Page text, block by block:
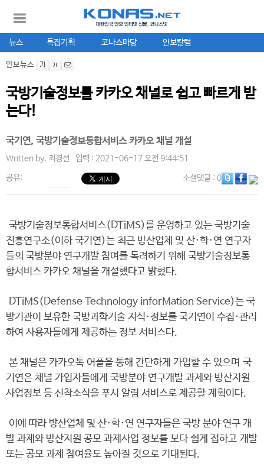
뉴스 특집기획 코나스마당 안보칼럼
안보뉴스
국방기술정보를 카카오 채널로 쉽고 빠르게 받
는다!
국기연, 국방기술정보통합서비스 카카오 채널 개설
Written by. 최경선 입력 : 2021-06-17 오전 9:44:51
공유: 소셜댓글: 0
국방기술정보통합서비스(DTiMS)를 운영하고 있는 국방기술
진흥연구소(이하 국기연)는 최근 방산업체 및 산·학·연 연구자
들의 국방분야 연구개발 참여를 독려하기 위해 국방기술정보통
합서비스 카카오 채널을 개설했다고 밝혔다.
DTiMS(Defense Technology inforMation Service)는 국
방기관이 보유한 국방과학기술 지식·정보를 국기연이 수집·관리
하여 사용자들에게 제공하는 정보 서비스다.
본 채널은 카카오톡 어플을 통해 간단하게 가입할 수 있으며 국
기연은 채널 가입자들에게 국방분야 연구개발 과제와 방산지원
사업정보 등 신착소식을 푸시 알림 서비스로 제공할 계획이다.
이에 따라 방산업체 및 산·학·연 연구자들은 국방 분야 연구 개
발 과제와 방산지원 공모 과제사업 정보를 보다 쉽게 접하고 개발
또는 공모 과제 참여율도 높아질 것으로 기대된다.